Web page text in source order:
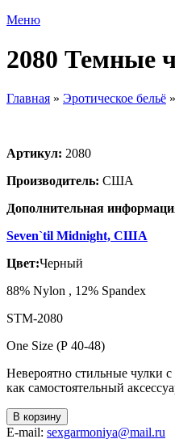
Меню
2080 Темные
Главная » Эротическое бельё »
Артикул: 2080
Производитель: США
Дополнительная
Seven`til Midnight, США
Цвет:Черный
88% Nylon , 12% Spandex
STM-2080
One Size (Р 40-48)
Невероятно стильные чулки
как самостоятельный
В корзину
E-mail: sexgarmoniya@mail.ru